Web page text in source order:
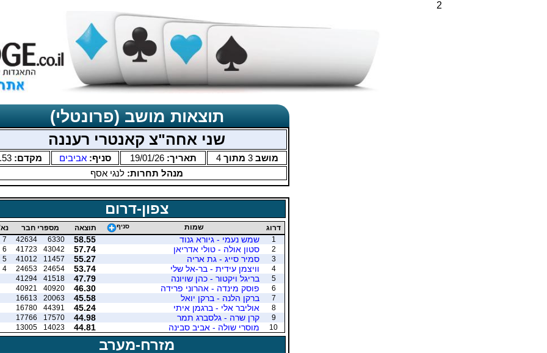
2
תוצאות מושב (פרונטלי)
שני אחה"צ קאנטרי רעננה
מושב3 מתוך4 תאריך:19/01/26 סניף: אביבים מקדם:
מנהל תחרות: לנגי אסף
צפון-דרום
דרוג שמות סניף תוצאה מספרי חבר
1
שמש נעמי - גיורא גנוד 58.55
6330
42634
7
2
סטון אולה - טולי אדריאן 57.74
43042
41723
6
3
סמיר סייג - גת אריה 55.27
11457
41012
5
4
וויצמן עידית - בר-אל שלי 53.74
24654
24653
4
5
בריגל ויקטור - כהן שויונה 47.79
41518
41294
6
פוסק מינדה - אהרוני פרידה 46.30
40920
40921
7
ברקן הלנה - ברקן יואל 45.58
20063
16613
8
אוליבר אלי - ברגמן איתי 45.24
44391
16780
9
קרן שרה - גלסברג תמר 44.98
17570
17766
10
מוסרי שולה - אביב סבינה 44.81
14023
13005
מזרח-מערב